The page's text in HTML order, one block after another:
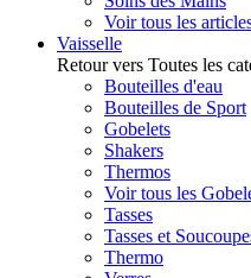
Voir tous les
Vaisselle
Retour vers Toutes les
Bouteilles d'eau
Bouteilles de Sport
Gobelets
Shakers
Thermos
Voir tous les
Tasses
Tasses et
Thermo